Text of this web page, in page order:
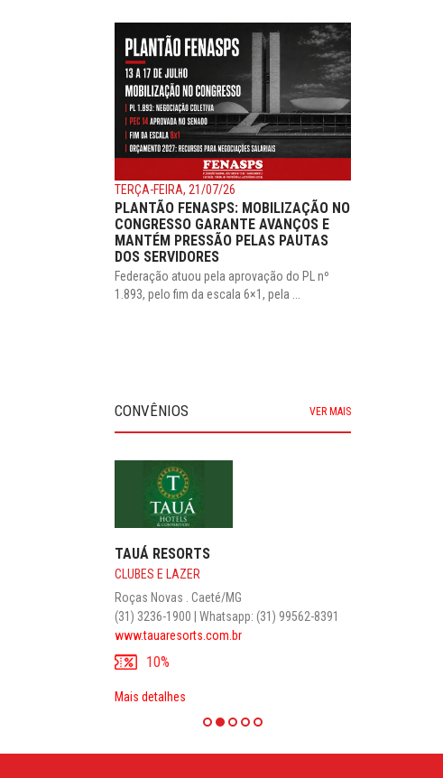
TERÇA-FEIRA, 21/07/26
PLANTÃO FENASPS: MOBILIZAÇÃO NO
CONGRESSO GARANTE AVANÇOS E
MANTÉM PRESSÃO PELAS PAUTAS
DOS SERVIDORES
Federação atuou pela aprovação do PL nº
1.893, pelo fim da escala 6×1, pela ...
CONVÊNIOS VER MAIS
TAUÁ RESORTS
CLUBES E LAZER
Roças Novas . Caeté/MG
(31) 3236-1900 | Whatsapp: (31) 99562-8391
www.tauaresorts.com.br
10%
Mais detalhes